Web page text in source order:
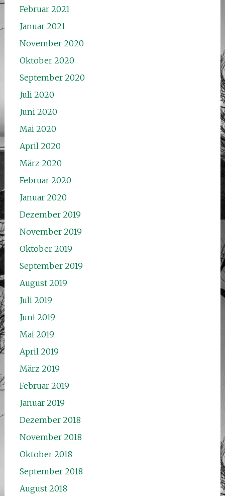
Februar 2021
Januar 2021
November 2020
Oktober 2020
September 2020
Juli 2020
Juni 2020
Mai 2020
April 2020
März 2020
Februar 2020
Januar 2020
Dezember 2019
November 2019
Oktober 2019
September 2019
August 2019
Juli 2019
Juni 2019
Mai 2019
April 2019
März 2019
Februar 2019
Januar 2019
Dezember 2018
November 2018
Oktober 2018
September 2018
August 2018